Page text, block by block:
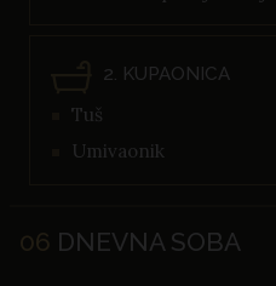
2. KUPAONICA
Tuš
Umivaonik
06 DNEVNA SOBA